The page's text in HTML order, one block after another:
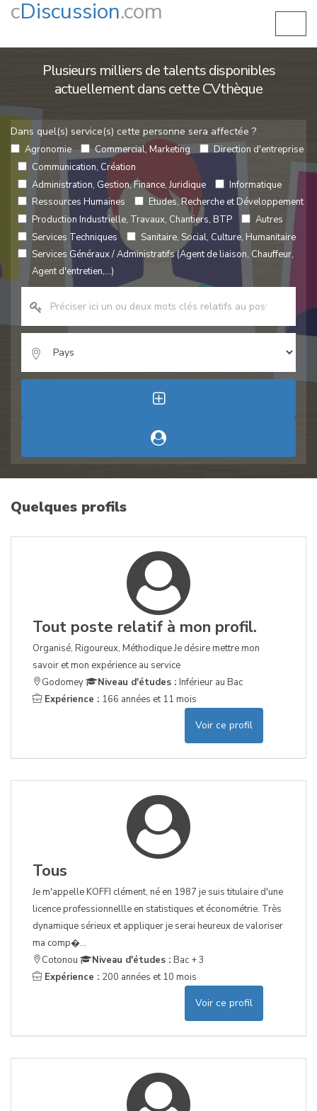
cDiscussion.com
Plusieurs milliers de talents disponibles
actuellement dans cette CVthèque
Dans quel(s) service(s) cette personne sera affectée ?
Agronomie Commercial, Marketing
Direction d'entreprise
Communication, Création
Administration, Gestion, Finance, Juridique
Informatique
Ressources Humaines
Etudes, Recherche et Développement
Production Industrielle, Travaux, Chantiers, BTP
Autres
Services Techniques
Sanitaire, Social, Culture, Humanitaire
Services Généraux / Administratifs (Agent de liaison, Chauffeur,
Agent d'entretien,...)
Quelques profils
Tout poste relatif à mon profil.
Organisé, Rigoureux, Méthodique Je désire mettre mon
savoir et mon expérience au service
Godomey
Niveau d'études : Inférieur au Bac
Expérience : 166 années et 11 mois
Voir ce profil
Tous
Je m'appelle KOFFI clément, né en 1987 je suis titulaire d'une
licence professionnellle en statistiques et économétrie. Très
dynamique sérieux et appliquer je serai heureux de valoriser
ma comp�...
Cotonou
Niveau d'études : Bac + 3
Expérience : 200 années et 10 mois
Voir ce profil